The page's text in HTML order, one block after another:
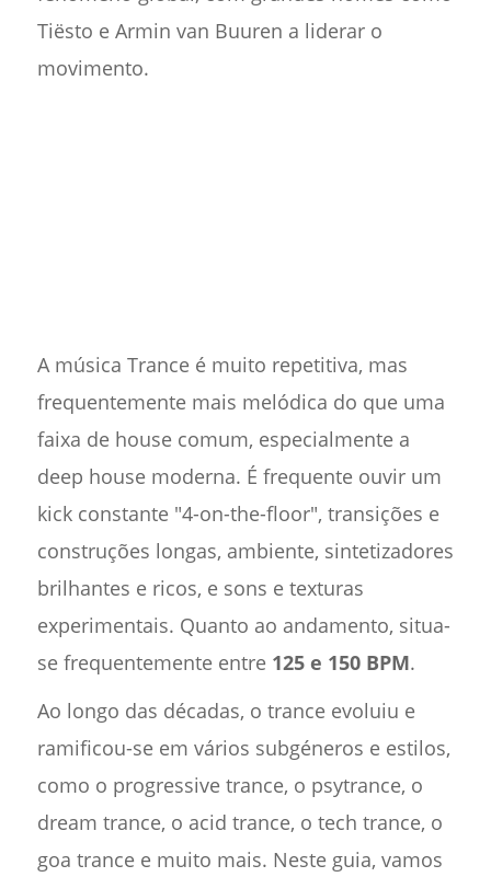
Tiësto e Armin van Buuren a liderar o
movimento.
A música Trance é muito repetitiva, mas
frequentemente mais melódica do que uma
faixa de house comum, especialmente a
deep house moderna. É frequente ouvir um
kick constante "4-on-the-floor", transições e
construções longas, ambiente, sintetizadores
brilhantes e ricos, e sons e texturas
experimentais. Quanto ao andamento, situa-
se frequentemente entre 125 e 150 BPM.
Ao longo das décadas, o trance evoluiu e
ramificou-se em vários subgéneros e estilos,
como o progressive trance, o psytrance, o
dream trance, o acid trance, o tech trance, o
goa trance e muito mais. Neste guia, vamos